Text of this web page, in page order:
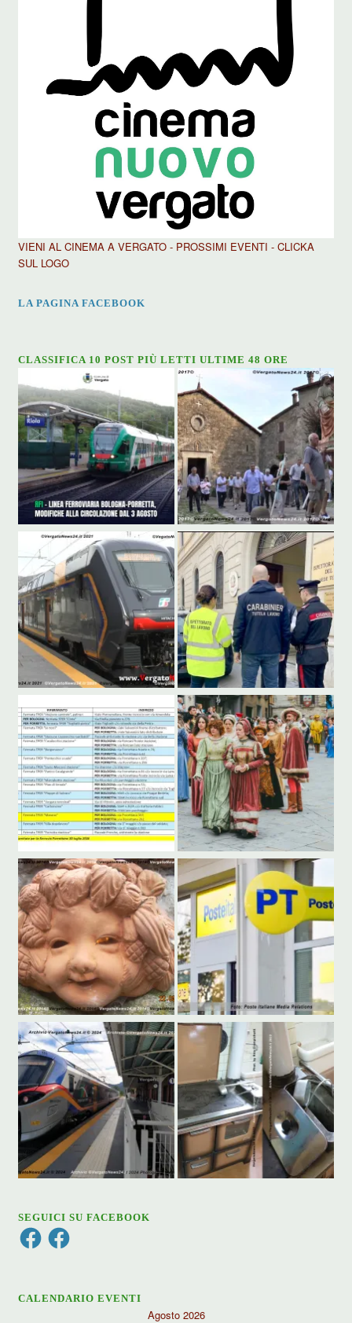
VIENI AL CINEMA A VERGATO - PROSSIMI EVENTI - CLICKA
SUL LOGO
LA PAGINA FACEBOOK
CLASSIFICA 10 POST PIÙ LETTI ULTIME 48 ORE
SEGUICI SU FACEBOOK
FacebookFacebook
CALENDARIO EVENTI
Agosto 2026